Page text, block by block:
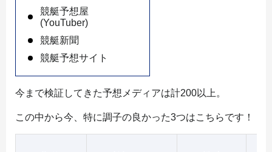
競艇予想屋
(YouTuber)
競艇新聞
競艇予想サイト
今まで検証してきた予想メディアは計200以上。
この中から今、特に調子の良かった3つはこちらです！